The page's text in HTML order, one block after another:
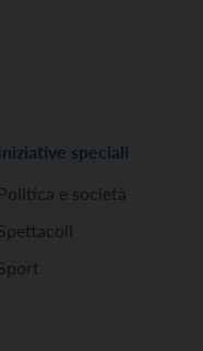
Iniziative speciali
Politica e società